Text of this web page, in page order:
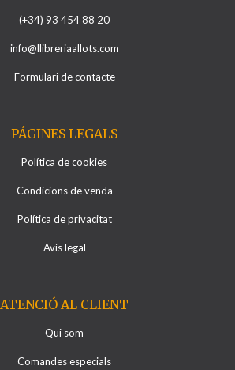
(+34) 93 454 88 20
info@llibreriaallots.com
Formulari de contacte
PÁGINES LEGALS
Política de cookies
Condicions de venda
Política de privacitat
Avís legal
ATENCIÓ AL CLIENT
Qui som
Comandes especials